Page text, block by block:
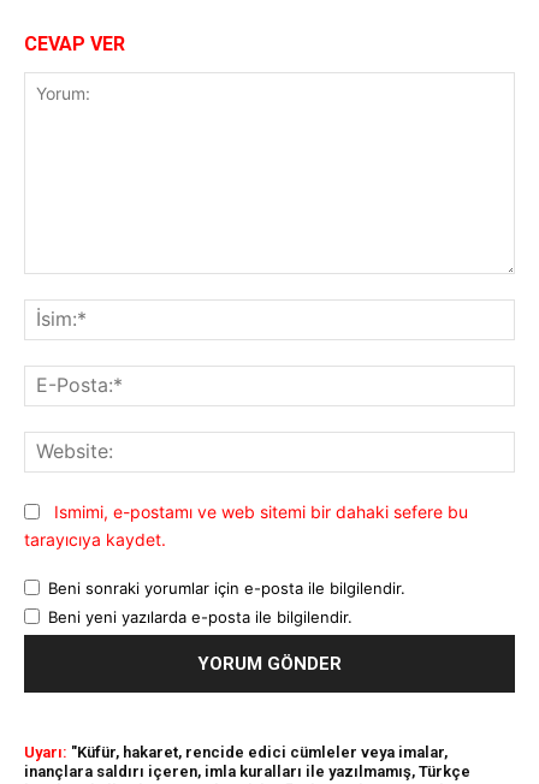
CEVAP VER
Ismimi, e-postamı ve web sitemi bir dahaki sefere bu
tarayıcıya kaydet.
Beni sonraki yorumlar için e-posta ile bilgilendir.
Beni yeni yazılarda e-posta ile bilgilendir.
Uyarı: "Küfür, hakaret, rencide edici cümleler veya imalar,
inançlara saldırı içeren, imla kuralları ile yazılmamış, Türkçe